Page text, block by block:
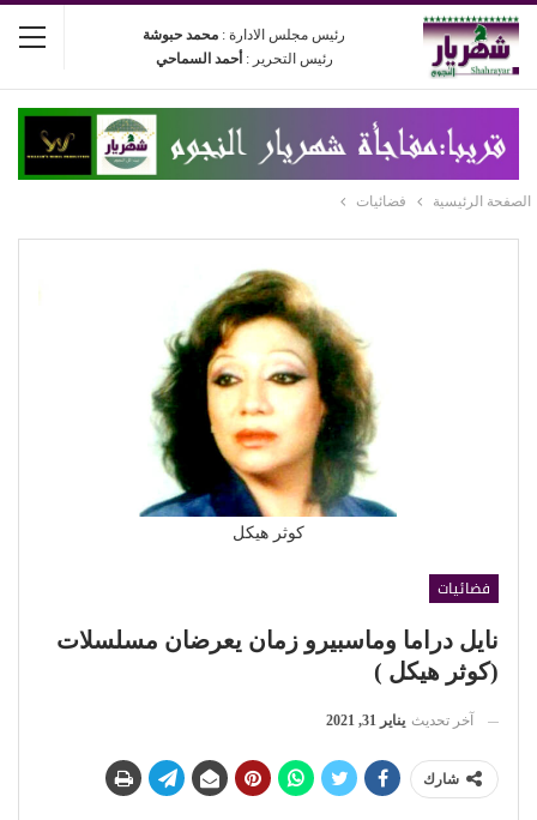
رئيس مجلس الادارة : محمد حبوشة
رئيس التحرير : أحمد السماحي
الصفحة الرئيسية فضائيات
كوثر هيكل
فضائيات
نايل دراما وماسبيرو زمان يعرضان مسلسلات
(كوثر هيكل )
آخر تحديث يناير 31, 2021
شارك